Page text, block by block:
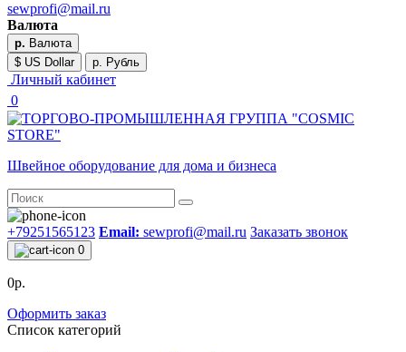
sewprofi@mail.ru
Валюта
р. Валюта
$ US Dollar
р. Рубль
Личный кабинет
0
Швейное оборудование для дома и бизнеса
+79251565123 Email: sewprofi@mail.ru Заказать звонок
0
0р.
Оформить заказ
Список категорий